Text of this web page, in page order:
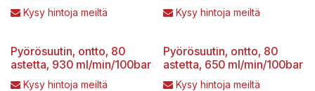
Kysy hintoja meiltä Kysy hintoja meiltä
Pyörösuutin, ontto, 80
astetta, 930 ml/min/100bar
Kysy hintoja meiltä
Pyörösuutin, ontto, 80
astetta, 650 ml/min/100bar
Kysy hintoja meiltä